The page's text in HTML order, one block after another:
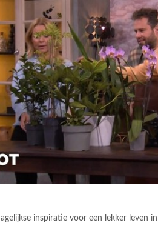
inspiratie voor een lekker leven